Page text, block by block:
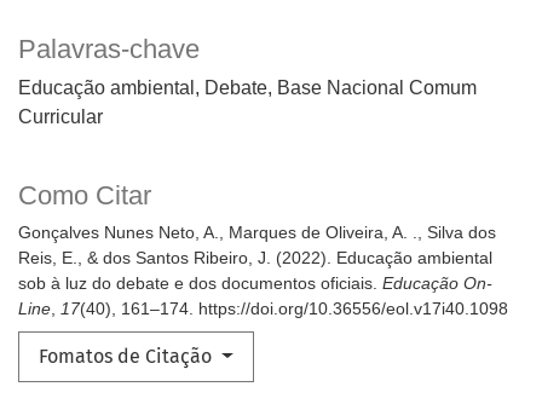
Palavras-chave
Educação ambiental, Debate, Base Nacional Comum
Curricular
Como Citar
Gonçalves Nunes Neto, A., Marques de Oliveira, A. ., Silva dos
Reis, E., & dos Santos Ribeiro, J. (2022). Educação ambiental
sob à luz do debate e dos documentos oficiais. Educação On-
Line, 17(40), 161–174. https://doi.org/10.36556/eol.v17i40.1098
Fomatos de Citação